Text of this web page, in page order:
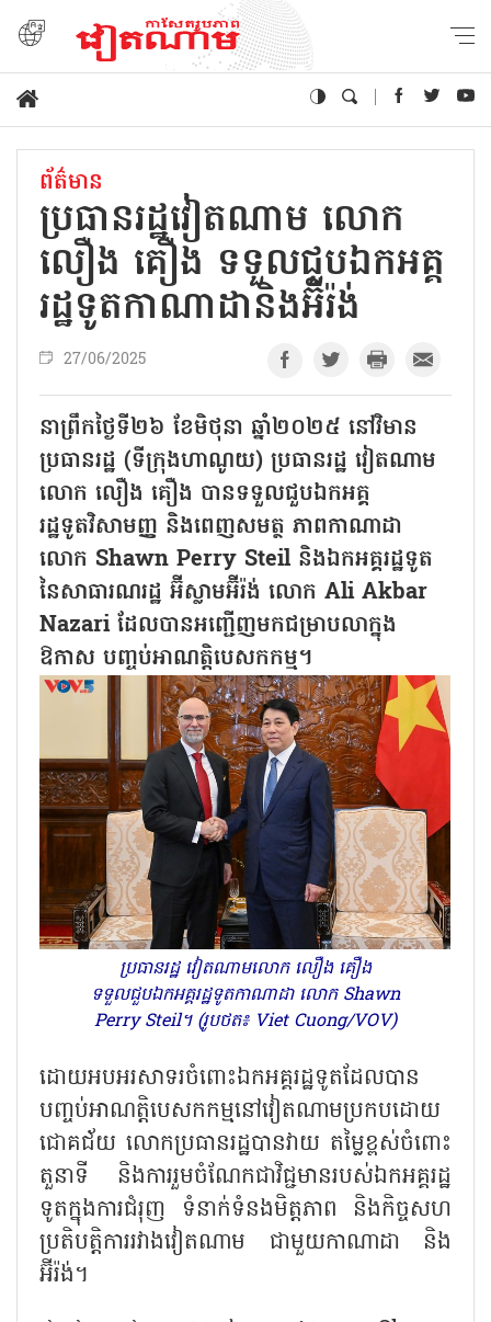
ព័ត៌មាន
ប្រធានរដ្ឋវៀតណាម លោក
លឿង គឿង ទទួលជួបឯកអគ្គ
រដ្ឋទូតកាណាដានិងអ៊ីរ៉ង់
27/06/2025
នាព្រឹកថ្ងៃទី២៦ ខែមិថុនា ឆ្នាំ២០២៥ នៅវិមាន
ប្រធានរដ្ឋ (ទីក្រុងហាណូយ) ប្រធានរដ្ឋ វៀតណាម
លោក លឿង គឿង បានទទួលជួបឯកអគ្គ
រដ្ឋទូតវិសាមញ្ញ និងពេញសមត្ថ ភាពកាណាដា
លោក Shawn Perry Steil និងឯកអគ្គរដ្ឋទូត
នៃសាធារណរដ្ឋ អ៊ីស្លាមអ៊ីរ៉ង់ លោក Ali Akbar
Nazari ដែលបានអញ្ជើញមកជម្រាបលាក្នុង
ឱកាស បញ្ចប់អាណត្តិបេសកកម្ម។
ប្រធានរដ្ឋ វៀតណាមលោក លឿង គឿង
ទទួលជួបឯកអគ្គរដ្ឋទូតកាណាដា លោក Shawn
Perry Steil។ (រូបថត៖ Viet Cuong/VOV)
ដោយអបអរសាទរចំពោះឯកអគ្គរដ្ឋទូតដែលបាន
បញ្ចប់អាណត្តិបេសកកម្មនៅវៀតណាមប្រកបដោយ
ជោគជ័យ លោកប្រធានរដ្ឋបានវាយ តម្លៃខ្ពស់ចំពោះ
តួនាទី និងការរួមចំណែកជាវិជ្ជមានរបស់ឯកអគ្គរដ្ឋ
ទូតក្នុងការជំរុញ ទំនាក់ទំនងមិត្តភាព និងកិច្ចសហ
ប្រតិបត្តិការរវាងវៀតណាម ជាមួយកាណាដា និង
អ៊ីរ៉ង់។